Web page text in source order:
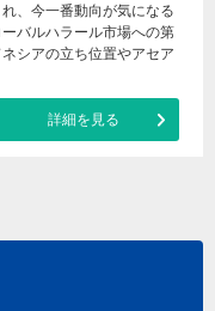
、今一番動向が気になる
バルハラール市場への第
シアの立ち位置やアセア
詳細を見る